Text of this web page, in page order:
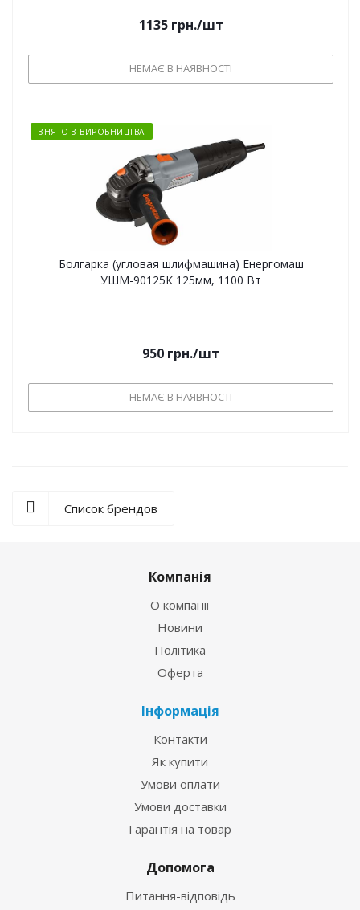
1135грн./шт
НЕМАЄ В НАЯВНОСТІ
ЗНЯТО З ВИРОБНИЦТВА
Болгарка (угловая шлифмашина) Енергомаш
УШМ-90125К 125мм, 1100 Вт
950 грн./шт
НЕМАЄ В НАЯВНОСТІ
Список брендов
Компанія
О компанії
Новини
Політика
Оферта
Інформація
Контакти
Як купити
Умови оплати
Умови доставки
Гарантія на товар
Допомога
Питання-відповідь